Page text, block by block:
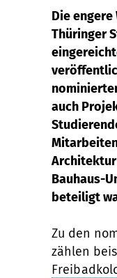
Die engere
Thüringer
auch
Bauhaus-
beteiligt
Zu den
zählen